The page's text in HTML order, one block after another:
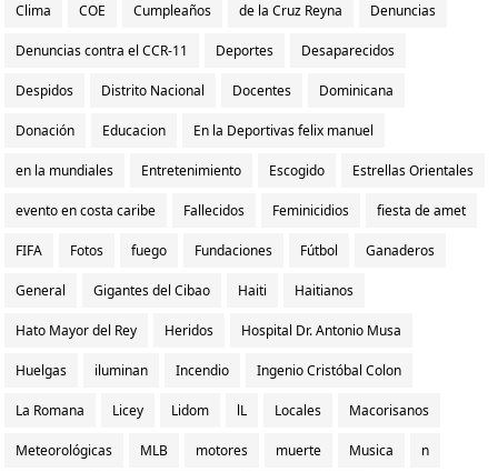
Clima COE Cumpleaños de la Cruz Reyna Denuncias
Denuncias contra el CCR-11 Deportes Desaparecidos
Despidos Distrito Nacional Docentes Dominicana
Donación Educacion En la Deportivas felix manuel
en la mundiales Entretenimiento Escogido Estrellas Orientales
evento en costa caribe Fallecidos Feminicidios fiesta de amet
FIFA Fotos fuego Fundaciones Fútbol Ganaderos
General Gigantes del Cibao Haiti Haitianos
Hato Mayor del Rey Heridos Hospital Dr. Antonio Musa
Huelgas iluminan Incendio Ingenio Cristóbal Colon
La Romana Licey Lidom lL Locales Macorisanos
Meteorológicas MLB motores muerte Musica n